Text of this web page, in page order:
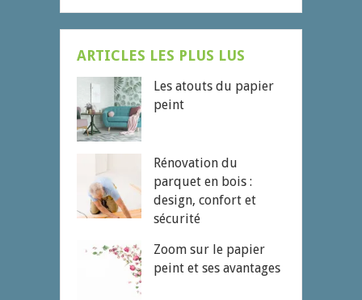
ARTICLES LES PLUS LUS
Les atouts du papier
peint
Rénovation du
parquet en bois :
design, confort et
sécurité
Zoom sur le papier
peint et ses avantages